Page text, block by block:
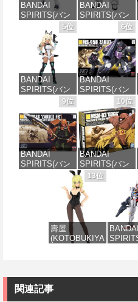
BANDAI
SPIRITS(バン
ダイ スピリッ
ツ) 30MS SIS-
J00 メルンジ
ャ[カラーA] 色
分け済みプラ
モデル
価格：¥4,200
BANDAI
SPIRITS(バン
ダイ スピリッ
ツ) 機動警察パ
トレイバー
EZY RG 1/48
AV-98Plus (イ
ングラム・プ
ラス) 色分け済
みプラモデル
価格：¥6,600
5位
BANDAI
SPIRITS(バン
ダイスピリッ
ツ) 30MS SIS-
H00 セスティ
エ[カラーC] 色
分け済みプラ
モデル
価格：¥4,500
6位
BANDAI
SPIRITS(バン
ダイ スピリッ
ツ) HGUC 機動
戦士ガンダム
ザクI(黒い三連
星仕様) 1/144
スケール 色分
け済みプラモ
デル
価格：¥1,950
9位
BANDAI
SPIRITS(バン
ダイ スピリッ
(ガルマ専用機)
(機動戦士ガン
価格：¥2,982
10位
BANDAI
SPIRITS(バン
ダイ スピリッ
ツ) HGUC 機動
戦士ガンダム
MSM-03 ゴッ
グ 1/144スケー
ル 色分け済み
プラモデル
13位
壽屋
(KOTOBUKIYA
I〈Bunny
Style〉 全高約
BANDAI
機動戦
関連記事